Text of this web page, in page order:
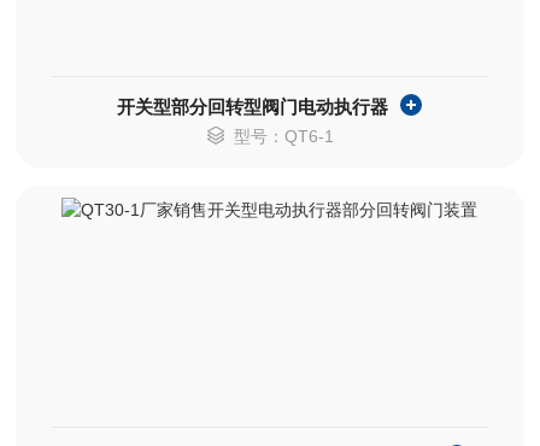
开关型部分回转型阀门电动执行器
型号：QT6-1